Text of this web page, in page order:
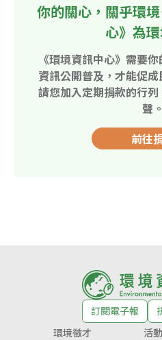
你的關心，關乎環
心》為
《環境資訊中心》需要
資訊公開普及，才能促
請您加入定期捐款的行
聲。
前往
訂閱電子報
環境徵才
活動